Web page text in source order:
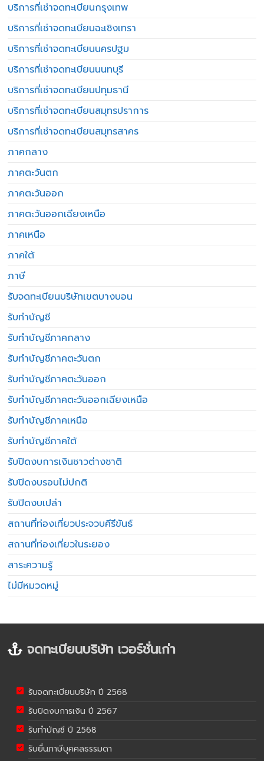
บริการที่เช่าจดทะเบียนกรุงเทพ
บริการที่เช่าจดทะเบียนฉะเชิงเทรา
บริการที่เช่าจดทะเบียนนครปฐม
บริการที่เช่าจดทะเบียนนนทบุรี
บริการที่เช่าจดทะเบียนปทุมธานี
บริการที่เช่าจดทะเบียนสมุทรปราการ
บริการที่เช่าจดทะเบียนสมุทรสาคร
ภาคกลาง
ภาคตะวันตก
ภาคตะวันออก
ภาคตะวันออกเฉียงเหนือ
ภาคเหนือ
ภาคใต้
ภาษี
รับจดทะเบียนบริษัทเขตบางบอน
รับทำบัญชี
รับทำบัญชีภาคกลาง
รับทำบัญชีภาคตะวันตก
รับทำบัญชีภาคตะวันออก
รับทำบัญชีภาคตะวันออกเฉียงเหนือ
รับทำบัญชีภาคเหนือ
รับทำบัญชีภาคใต้
รับปิดงบการเงินชาวต่างชาติ
รับปิดงบรอบไม่ปกติ
รับปิดงบเปล่า
สถานที่ท่องเที่ยวประจวบคีรีขันธ์
สถานที่ท่องเที่ยวในระยอง
สาระความรู้
ไม่มีหมวดหมู่
จดทะเบียนบริษัท เวอร์ชั่นเก่า
รับจดทะเบียนบริษัท ปี 2568
รับปิดงบการเงิน ปี 2567
รับทำบัญชี ปี 2568
รับยื่นภาษีบุคคลธรรมดา